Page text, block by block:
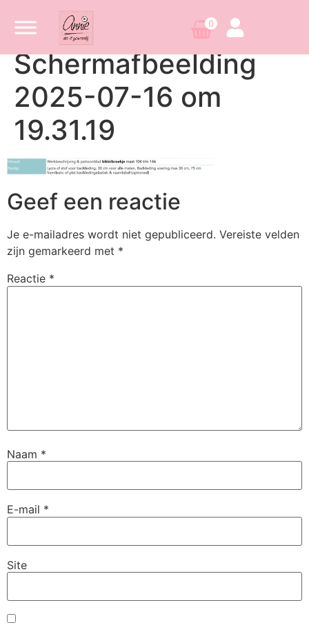
0
Scherm­afbeelding
2025-07-16 om
19.31.19
Geef een reactie
Je e-mailadres wordt niet gepubliceerd. Vereiste velden
zijn gemarkeerd met *
Reactie *
Naam *
E-mail *
Site